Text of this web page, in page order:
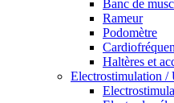
Banc de
Rameur
Podomètre
Haltères et
Electrostimulation /